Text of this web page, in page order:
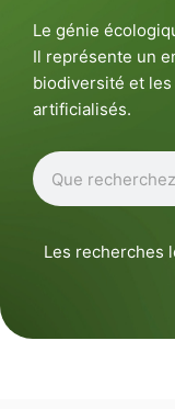
Le génie
Il représente un
biodiversité et
artificialisés.
Rechercher
Les recherches